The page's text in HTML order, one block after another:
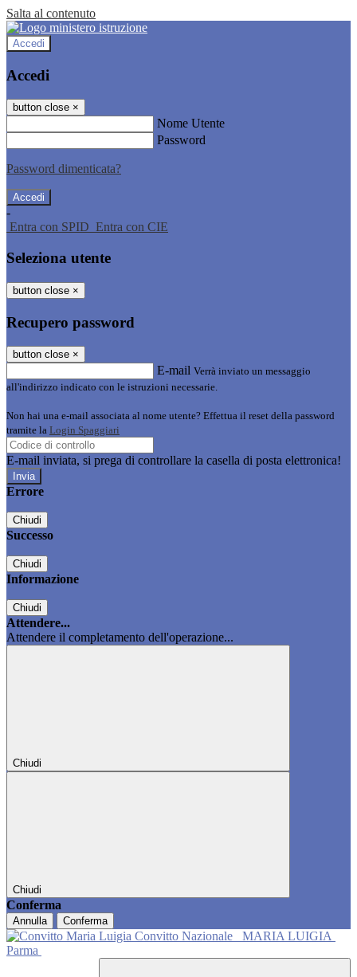
Salta al contenuto
Accedi
Accedi
button close ×
Nome Utente
Password
Password dimenticata?
-
Entra con SPID Entra con CIE
Seleziona utente
button close ×
Recupero password
button close ×
E-mail Verrà inviato un messaggio
all'indirizzo indicato con le istruzioni necessarie.
Non hai una e-mail associata al nome utente? Effettua il reset della password
tramite la Login Spaggiari
E-mail inviata, si prega di controllare la casella di posta elettronica!
Errore
Chiudi
Successo
Chiudi
Informazione
Chiudi
Attendere...
Attendere il completamento dell'operazione...
Chiudi
Chiudi
Conferma
Annulla Conferma
Convitto Nazionale
MARIA LUIGIA
Parma